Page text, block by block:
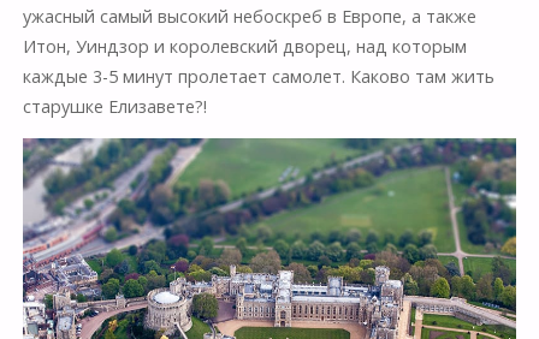
ужасный самый высокий небоскреб в Европе, а также
Итон, Уиндзор и королевский дворец, над которым
каждые 3-5 минут пролетает самолет. Каково там жить
старушке Елизавете?!